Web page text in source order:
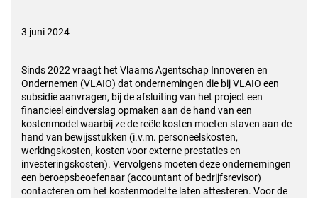
3 juni 2024
Sinds 2022 vraagt het Vlaams Agentschap Innoveren en
Ondernemen (VLAIO) dat ondernemingen die bij VLAIO een
subsidie aanvragen, bij de afsluiting van het project een
financieel eindverslag opmaken aan de hand van een
kostenmodel waarbij ze de reële kosten moeten staven aan de
hand van bewijsstukken (i.v.m. personeelskosten,
werkingskosten, kosten voor externe prestaties en
investeringskosten). Vervolgens moeten deze ondernemingen
een beroepsbeoefenaar (accountant of bedrijfsrevisor)
contacteren om het kostenmodel te laten attesteren. Voor de